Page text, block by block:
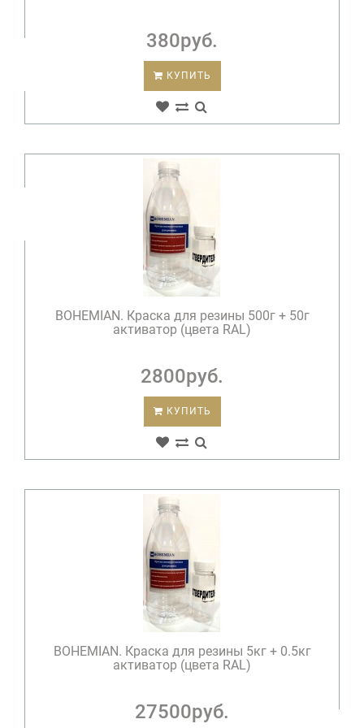
Для клиентов покупающих от 500 грамм
одного цвета используется промышленная
380руб.
КУПИТЬ
BOHEMIAN. Краска для резины 500г + 50г
активатор (цвета RAL)
2800руб.
КУПИТЬ
BOHEMIAN. Краска для резины 5кг + 0.5кг
активатор (цвета RAL)
27500руб.